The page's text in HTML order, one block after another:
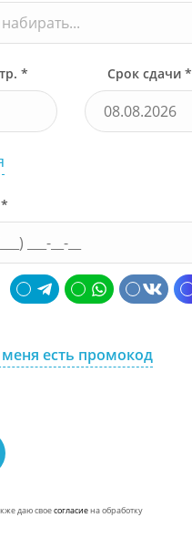
* Срок сдачи *
есть промокод
даю своесогласиена обработку